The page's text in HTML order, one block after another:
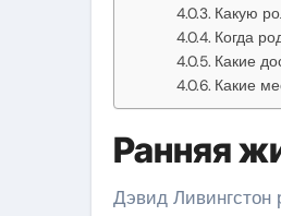
Какую
Когда
Какие
Какие
Ранняя
Дэвид Ливингстон